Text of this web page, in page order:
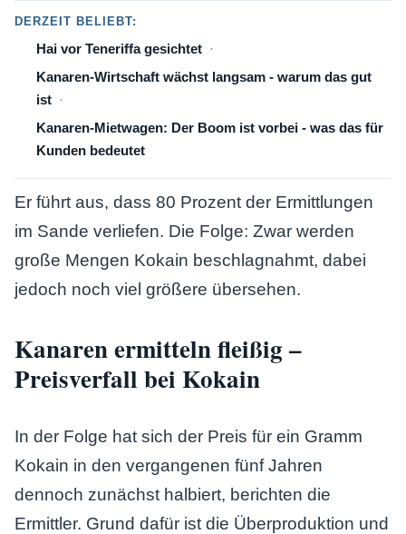
DERZEIT BELIEBT:
Hai vor Teneriffa gesichtet
Kanaren-Wirtschaft wächst langsam - warum das gut
ist
Kanaren-Mietwagen: Der Boom ist vorbei - was das für
Kunden bedeutet
Er führt aus, dass 80 Prozent der Ermittlungen
im Sande verliefen. Die Folge: Zwar werden
große Mengen Kokain beschlagnahmt, dabei
jedoch noch viel größere übersehen.
Kanaren ermitteln fleißig –
Preisverfall bei Kokain
In der Folge hat sich der Preis für ein Gramm
Kokain in den vergangenen fünf Jahren
dennoch zunächst halbiert, berichten die
Ermittler. Grund dafür ist die Überproduktion und